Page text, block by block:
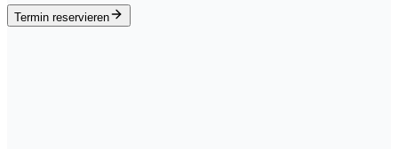
Termin reservieren